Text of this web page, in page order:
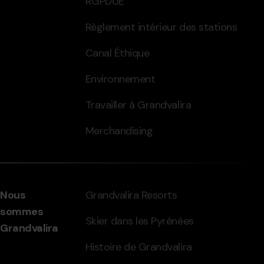
Règlement intérieur des stations
Canal Éthique
Environnement
Travailler à Grandvalira
Merchandising
Nous
sommes
Grandvalira
Grandvalira Resorts
Skier dans les Pyrénées
Histoire de Grandvalira